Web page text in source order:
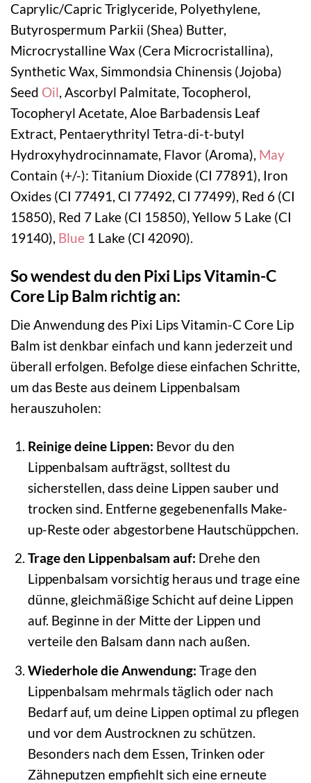
Caprylic/Capric Triglyceride, Polyethylene,
Butyrospermum Parkii (Shea) Butter,
Microcrystalline Wax (Cera Microcristallina),
Synthetic Wax, Simmondsia Chinensis (Jojoba)
Seed Oil, Ascorbyl Palmitate, Tocopherol,
Tocopheryl Acetate, Aloe Barbadensis Leaf
Extract, Pentaerythrityl Tetra-di-t-butyl
Hydroxyhydrocinnamate, Flavor (Aroma), May
Contain (+/-): Titanium Dioxide (CI 77891), Iron
Oxides (CI 77491, CI 77492, CI 77499), Red 6 (CI
15850), Red 7 Lake (CI 15850), Yellow 5 Lake (CI
19140), Blue 1 Lake (CI 42090).
So wendest du den Pixi Lips Vitamin-C
Core Lip Balm richtig an:
Die Anwendung des Pixi Lips Vitamin-C Core Lip
Balm ist denkbar einfach und kann jederzeit und
überall erfolgen. Befolge diese einfachen Schritte,
um das Beste aus deinem Lippenbalsam
herauszuholen:
Reinige deine Lippen: Bevor du den
Lippenbalsam aufträgst, solltest du
sicherstellen, dass deine Lippen sauber und
trocken sind. Entferne gegebenenfalls Make-
up-Reste oder abgestorbene Hautschüppchen.
Trage den Lippenbalsam auf: Drehe den
Lippenbalsam vorsichtig heraus und trage eine
dünne, gleichmäßige Schicht auf deine Lippen
auf. Beginne in der Mitte der Lippen und
verteile den Balsam dann nach außen.
Wiederhole die Anwendung: Trage den
Lippenbalsam mehrmals täglich oder nach
Bedarf auf, um deine Lippen optimal zu pflegen
und vor dem Austrocknen zu schützen.
Besonders nach dem Essen, Trinken oder
Zähneputzen empfiehlt sich eine erneute